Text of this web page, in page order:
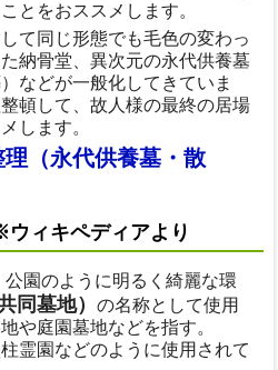
とをおススメします。
て同じ形態でも毛色の変わっ
納骨堂、異次元の永代供養墓
などが一般化してきていま
頓して、故人様の最終の居場
します。
（永代供養墓・散
ィキペディアより
公園のように明るく綺麗な環
同墓地）の名称として使用
や庭園墓地などを指す。
霊園などのように使用されて